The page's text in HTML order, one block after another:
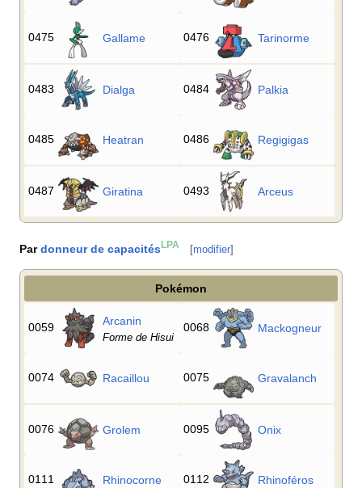
0475 Gallame 0476 Tarinorme
0483 Dialga 0484 Palkia
0485 Heatran 0486 Regigigas
0487 Giratina 0493 Arceus
Pardonneur de capacités LPA [modifier]
Pokémon
0059 Arcanin
Forme de Hisui
0068 Mackogneur
0074 Racaillou 0075 Gravalanch
0076 Grolem 0095 Onix
0111 Rhinocorne 0112 Rhinoféros